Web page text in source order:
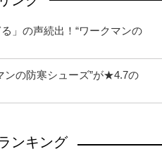
」の声続出！“ワークマンの
ンの防寒シューズ”が★4.7の
ンキング